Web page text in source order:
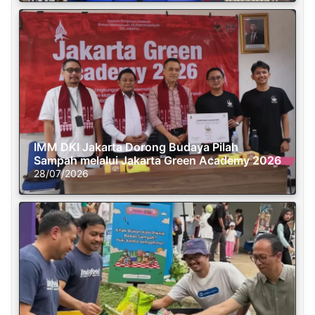
IMM DKI Jakarta Dorong Budaya Pilah
Sampah melalui Jakarta Green Academy 2026
28/07/2026